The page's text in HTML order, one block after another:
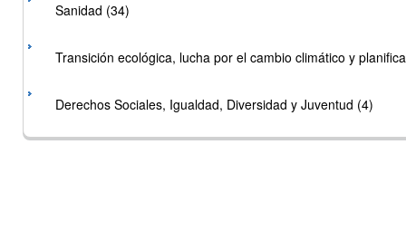
Sanidad (34)
Transición ecológica, lucha por el cambio climático y
Derechos Sociales, Igualdad, Diversidad y Juventud (4)